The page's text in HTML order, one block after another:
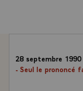
28 septembre 1990
- Seul le prononcé